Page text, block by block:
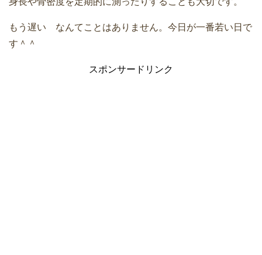
もう遅い なんてことはありません。今日が一番若い日で
す＾＾
スポンサードリンク